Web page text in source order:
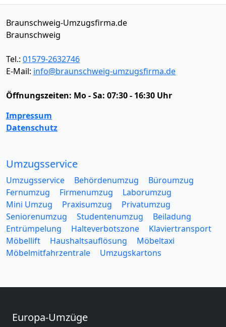
Braunschweig-Umzugsfirma.de
Braunschweig
Tel.: 01579-2632746
E-Mail: info@braunschweig-umzugsfirma.de
Öffnungszeiten: Mo - Sa: 07:30 - 16:30 Uhr
Impressum
Datenschutz
Umzugsservice
Umzugsservice Behördenumzug
Büroumzug
Fernumzug
Firmenumzug
Laborumzug
Mini Umzug
Praxisumzug
Privatumzug
Seniorenumzug
Studentenumzug
Beiladung
Entrümpelung
Halteverbotszone
Klaviertransport
Möbellift
Haushaltsauflösung
Möbeltaxi
Möbelmitfahrzentrale
Umzugskartons
Europa-Umzüge